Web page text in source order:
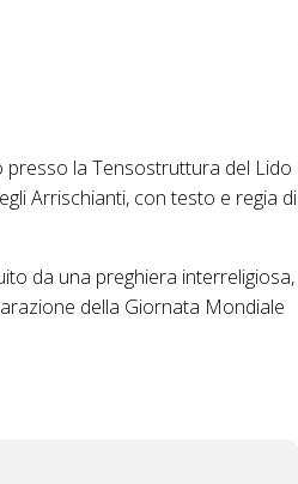
presso la Tensostruttura del Lido
Arrischianti, con testo e regia di
da una preghiera interreligiosa,
della Giornata Mondiale